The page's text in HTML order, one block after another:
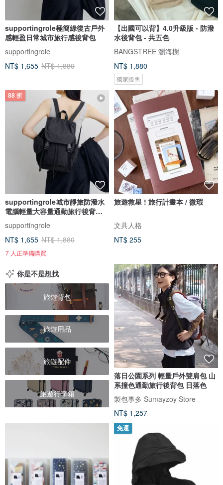
supportingrole極簡綠復古戶外
感輕盈日常城市旅行感後背包
supportingrole
NT$ 1,655 NT$ 1,880
【出國可以背】4.0升級版 - 防潑
水後背包 - 共五色
BANGSTREE 瀏海樹
NT$ 1,880
獨家販售
88 折
supportingrole城市靜旅防潑水
電腦輕量大容量通勤旅行後背包
supportingrole
NT$ 1,655 NT$ 1,880
7 人正準備購買
旅遊救星 ! 旅行計畫本 / 微瑕
文具人格
NT$ 255
你是不是想找
旅遊背包
旅遊用品
旅遊配件
旅遊行李箱
落日公園系列 輕量戶外雙肩包 山
系撞色通勤旅行後背包 日落色
製包事多 Sumayzoy Store
NT$ 1,257
免運